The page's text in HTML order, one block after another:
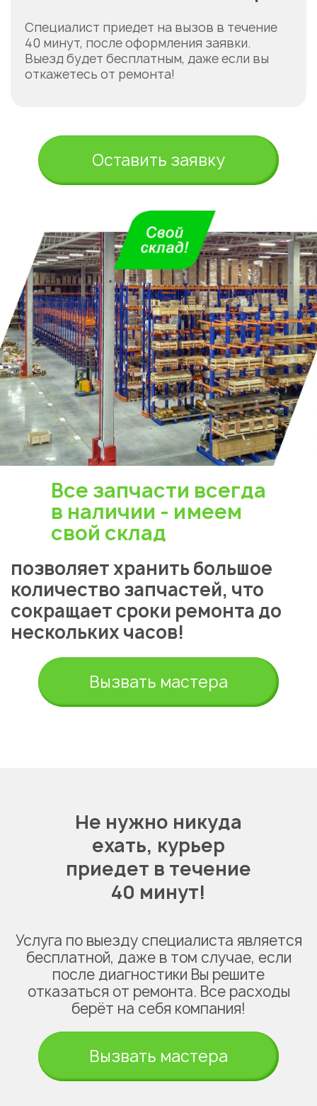
Специалист приедет на вызов в течение
40 минут, после оформления заявки.
Выезд будет бесплатным, даже если вы
откажетесь от ремонта!
Оставить заявку
Все запчасти всегда
в наличии - имеем
свой склад
позволяет хранить большое
количество запчастей, что
сокращает сроки ремонта до
нескольких часов!
Вызвать мастера
Не нужно никуда
ехать, курьер
приедет в течение
40 минут!
Услуга по выезду специалиста является
бесплатной, даже в том случае, если
после диагностики Вы решите
отказаться от ремонта. Все расходы
берёт на себя компания!
Вызвать мастера
Укажите из какого вы